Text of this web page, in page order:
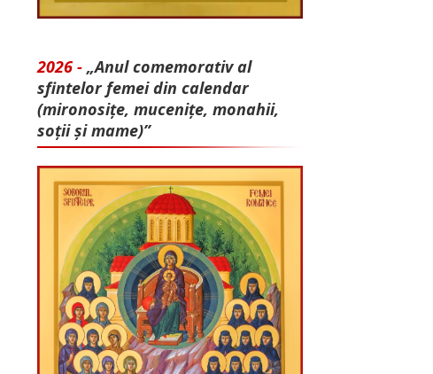
2026 - „Anul comemorativ al
sfintelor femei din calendar
(mironosițe, mu­cenițe, monahii,
soții și mame)”